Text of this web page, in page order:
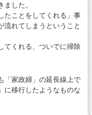
した。
たことをしてくれる」事
流れてしまうということ
くれる、ついでに掃除
「家政婦」の延長線上で
に移行したようなものな